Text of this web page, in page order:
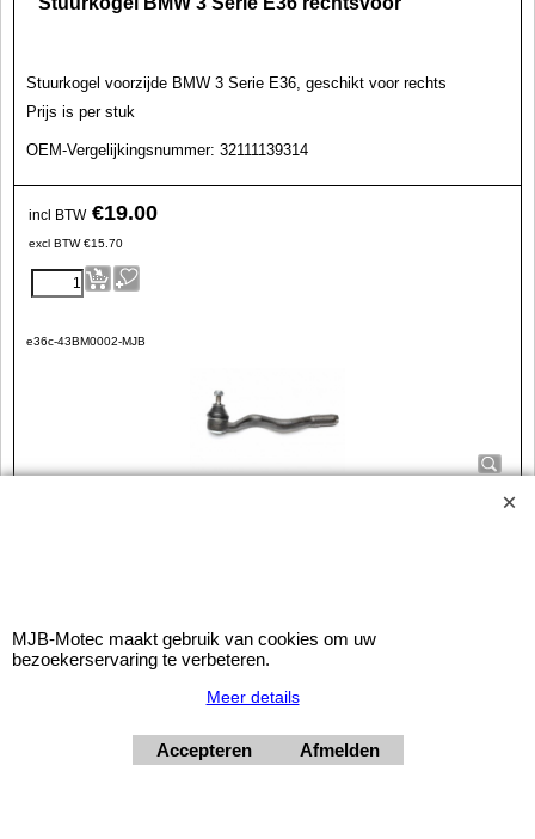
Stuurkogel voorzijde BMW 3 Serie E36, geschikt voor rechts
Prijs is per stuk
OEM-Vergelijkingsnummer: 32111139314
incl BTW €19.00
excl BTW €15.70
e36c-43BM0002-MJB
Prijs is per stuk
© 2026 - MJB-Motec
MJB-Motec maakt gebruik van cookies om uw
bezoekerservaring te verbeteren.
Meer details
Accepteren Afmelden